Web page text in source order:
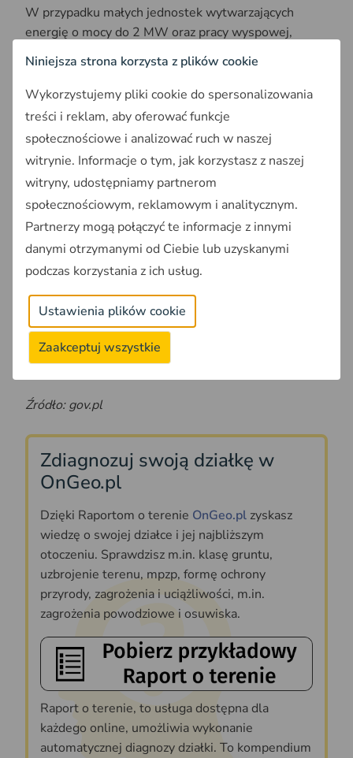
W przypadku małych jednostek wytwarzających
energię o mocy do 2 MW oraz pracy wyspowej,
stosowany będzie tryb zgłoszeniowy, który nie
wymaga przedkładania ekspertyzy, a jedynie
kompletności i poprawności dokumentacji.
Kolejnym nowym elementem wprowadzonym przez
ustawę dotyczącą linii bezpośrednich jest możliwość
wprowadzania nadwyżek energii elektrycznej do
Krajowego Systemu Elektroenergetycznego, pod
warunkiem zapewnienia bezpieczeństwa
funkcjonowania sieci. Producent energii powinien w
tym przypadku podlegać ogólnym zasadom
dotyczącym wydawania nowych lub zmiany
istniejących warunków przyłączenia do sieci.
Nowe przepisy regulują również kwestie opłat za
linie bezpośrednie w przypadkach, gdy podmioty
posiadające takie linie będą korzystać z energii
Źródło: gov.pl
Zdiagnozuj swoją działkę w
OnGeo.pl
Dzięki Raportom o terenie OnGeo.pl zyskasz
wiedzę o swojej działce i jej najbliższym
otoczeniu. Sprawdzisz m.in. klasę gruntu,
uzbrojenie terenu, mpzp, formę ochrony
przyrody, zagrożenia i uciążliwości, m.in.
zagrożenia powodziowe i osuwiska.
Raport o terenie, to usługa dostępna dla
każdego online, umożliwia wykonanie
automatycznej diagnozy działki. To kompendium
Niniejsza strona korzysta z plików cookie
Wykorzystujemy pliki cookie do spersonalizowania
treści i reklam, aby oferować funkcje
społecznościowe i analizować ruch w naszej
witrynie. Informacje o tym, jak korzystasz z naszej
witryny, udostępniamy partnerom
społecznościowym, reklamowym i analitycznym.
Partnerzy mogą połączyć te informacje z innymi
danymi otrzymanymi od Ciebie lub uzyskanymi
podczas korzystania z ich usług.
Ustawienia plików cookie
Zaakceptuj wszystkie